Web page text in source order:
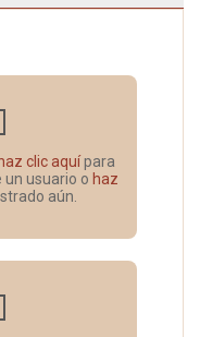
haz clic aquípara
un usuario o haz
aún.